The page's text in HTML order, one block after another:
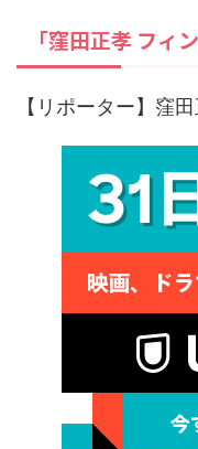
「窪田正孝 フィ
【リポーター】窪